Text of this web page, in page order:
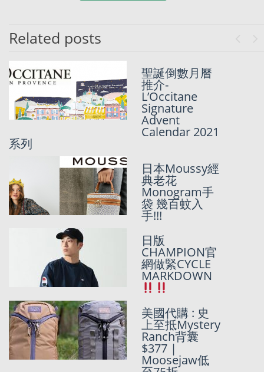
Related posts
只限2日既Dell
美國官網 83折
SALE!
行山運動鞋!
[CYBER
MONDAY
2021大整合持
續更新~]
Superdry,
American
Eagle, POLO, MLTD, Clarks, Brooks
Brothers, Dickies, Timberland, Tommy
Hilfiger, Cole Haan, Kate Spade,
END.Clothing, Columbia… 詳細SALE推
介+SunMarket獨家代購優惠~~~
聖誕倒數月曆
推介- Harry
聖誕倒數月曆
推介-
L’Occitane
Signature
Advent
Calendar 2021
系列
日本Moussy經
典老花
Monogram手
袋 幾百蚊入
手!!!
日版
CHAMPION官
網做緊CYCLE
MARKDOWN
美國代購 : 史
上至抵Mystery
Ranch背囊
$377 |
Moosejaw低